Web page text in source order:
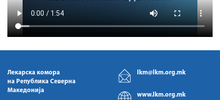
Лекарска комора
на Република Северна
Македонија
lkm@lkm.org.mk
www.lkm.org.mk